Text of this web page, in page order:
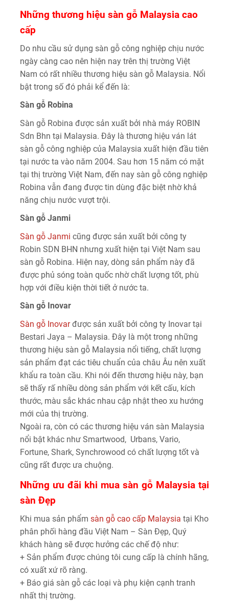
Những thương hiệu sàn gỗ Malaysia cao
cấp
Do nhu cầu sử dụng sàn gỗ công nghiệp chịu nước
ngày càng cao nên hiện nay trên thị trường Việt
Nam có rất nhiều thương hiệu sàn gỗ Malaysia. Nổi
bật trong số đó phải kể đến là:
Sàn gỗ Robina
Sàn gỗ Robina được sản xuất bởi nhà máy ROBIN
Sdn Bhn tại Malaysia. Đây là thương hiệu ván lát
sàn gỗ công nghiệp của Malaysia xuất hiện đầu tiên
tại nước ta vào năm 2004. Sau hơn 15 năm có mặt
tại thị trường Việt Nam, đến nay sàn gỗ công nghiệp
Robina vẫn đang được tin dùng đặc biệt nhờ khả
năng chịu nước vượt trội.
Sàn gỗ Janmi
Sàn gỗ Janmi cũng được sản xuất bởi công ty
Robin SDN BHN nhưng xuất hiện tại Việt Nam sau
sàn gỗ Robina. Hiện nay, dòng sản phẩm này đã
được phủ sóng toàn quốc nhờ chất lượng tốt, phù
hợp với điều kiện thời tiết ở nước ta.
Sàn gỗ Inovar
Sàn gỗ Inovarđược sản xuất bởi công ty Inovar tại
Bestari Jaya – Malaysia. Đây là một trong những
thương hiệu sàn gỗ Malaysia nổi tiếng, chất lượng
sản phẩm đạt các tiêu chuẩn của châu Âu nên xuất
khẩu ra toàn cầu. Khi nói đến thương hiệu này, bạn
sẽ thấy rấ nhiều dòng sản phẩm với kết cấu, kích
thước, màu sắc khác nhau cập nhật theo xu hướng
mới của thị trường.
Ngoài ra, còn có các thương hiệu ván sàn Malaysia
nổi bật khác như Smartwood, Urbans, Vario,
Fortune, Shark, Synchrowood có chất lượng tốt và
cũng rất được ưa chuộng.
Những ưu đãi khi mua sàn gỗ Malaysia tại
sàn Đẹp
Khi mua sản phẩm sàn gỗ cao cấp Malaysia tại Kho
phân phối hàng đầu Việt Nam – Sàn Đẹp, Quý
khách hàng sẽ được hưởng các chế độ như:
+ Sản phẩm được chúng tôi cung cấp là chính hãng,
có xuất xứ rõ ràng.
+ Báo giá sàn gỗ các loại và phụ kiện cạnh tranh
nhất thị trường.